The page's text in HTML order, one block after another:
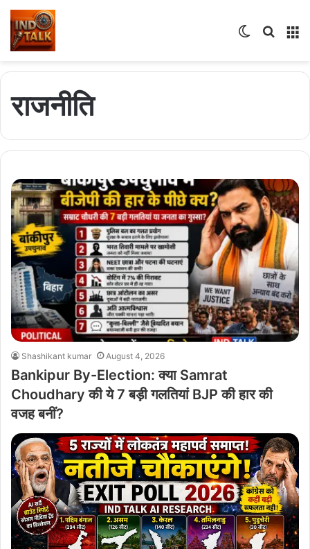
राजनीति
Shashikant kumar August 4, 2026
Bankipur By-Election: क्या Samrat
Choudhary की ये 7 बड़ी गलतियां BJP की हार की
वजह बनीं?